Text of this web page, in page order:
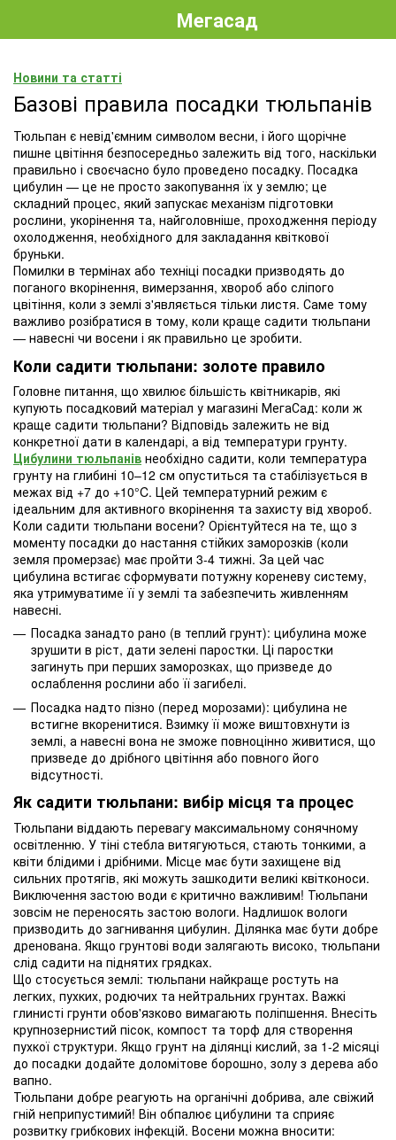
Мегасад
Новини та статті
Базові правила посадки тюльпанів
Тюльпан є невід'ємним символом весни, і його щорічне
пишне цвітіння безпосередньо залежить від того, наскільки
правильно і своєчасно було проведено посадку. Посадка
цибулин — це не просто закопування їх у землю; це
складний процес, який запускає механізм підготовки
рослини, укорінення та, найголовніше, проходження періоду
охолодження, необхідного для закладання квіткової
бруньки.
Помилки в термінах або техніці посадки призводять до
поганого вкорінення, вимерзання, хвороб або сліпого
цвітіння, коли з землі з'являється тільки листя. Саме тому
важливо розібратися в тому, коли краще садити тюльпани
— навесні чи восени і як правильно це зробити.
Коли садити тюльпани: золоте правило
Головне питання, що хвилює більшість квітникарів, які
купують посадковий матеріал у магазині МегаСад: коли ж
краще садити тюльпани? Відповідь залежить не від
конкретної дати в календарі, а від температури грунту.
Цибулини тюльпанів необхідно садити, коли температура
грунту на глибині 10–12 см опуститься та стабілізується в
межах від +7 до +10°C. Цей температурний режим є
ідеальним для активного вкорінення та захисту від хвороб.
Коли садити тюльпани восени? Орієнтуйтеся на те, що з
моменту посадки до настання стійких заморозків (коли
земля промерзає) має пройти 3-4 тижні. За цей час
цибулина встигає сформувати потужну кореневу систему,
яка утримуватиме її у землі та забезпечить живленням
навесні.
Посадка занадто рано (в теплий грунт): цибулина може
зрушити в ріст, дати зелені паростки. Ці паростки
загинуть при перших заморозках, що призведе до
ослаблення рослини або її загибелі.
Посадка надто пізно (перед морозами): цибулина не
встигне вкоренитися. Взимку її може виштовхнути із
землі, а навесні вона не зможе повноцінно живитися, що
призведе до дрібного цвітіння або повного його
відсутності.
Як садити тюльпани: вибір місця та процес
Тюльпани віддають перевагу максимальному сонячному
освітленню. У тіні стебла витягуються, стають тонкими, а
квіти блідими і дрібними. Місце має бути захищене від
сильних протягів, які можуть зашкодити великі квітконоси.
Виключення застою води є критично важливим! Тюльпани
зовсім не переносять застою вологи. Надлишок вологи
призводить до загнивання цибулин. Ділянка має бути добре
дренована. Якщо грунтові води залягають високо, тюльпани
слід садити на піднятих грядках.
Що стосується землі: тюльпани найкраще ростуть на
легких, пухких, родючих та нейтральних грунтах. Важкі
глинисті грунти обов'язково вимагають поліпшення. Внесіть
крупнозернистий пісок, компост та торф для створення
пухкої структури. Якщо грунт на ділянці кислий, за 1-2 місяці
до посадки додайте доломітове борошно, золу з дерева або
вапно.
Тюльпани добре реагують на органічні добрива, але свіжий
гній неприпустимий! Він обпалює цибулини та сприяє
розвитку грибкових інфекцій. Восени можна вносити: